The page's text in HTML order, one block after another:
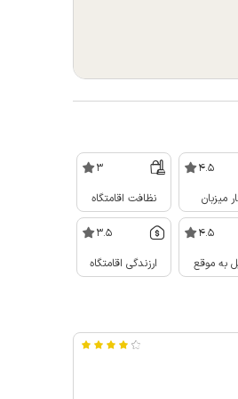
4.5
میزبان
3
نظافت اقامتگاه
4.5
به موقع
3.5
ارزندگی اقامتگاه